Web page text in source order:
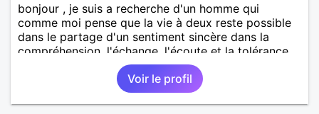
bonjour , je suis a recherche d'un homme qui
comme moi pense que la vie à deux reste possible
dans le partage d'un sentiment sincère dans la
compréhension, l'échange, l'écoute et la tolérance
alors n'hésite pas je suis celle qu'il te faut a très vite
dans l'espoir et la confiance.
Voir le profil